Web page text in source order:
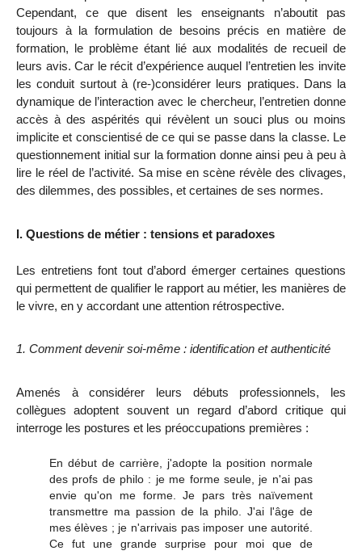
Cependant, ce que disent les enseignants n’aboutit pas
toujours à la formulation de besoins précis en matière de
formation, le problème étant lié aux modalités de recueil de
leurs avis. Car le récit d’expérience auquel l’entretien les invite
les conduit surtout à (re-)considérer leurs pratiques. Dans la
dynamique de l’interaction avec le chercheur, l’entretien donne
accès à des aspérités qui révèlent un souci plus ou moins
implicite et conscientisé de ce qui se passe dans la classe. Le
questionnement initial sur la formation donne ainsi peu à peu à
lire le réel de l’activité. Sa mise en scène révèle des clivages,
des dilemmes, des possibles, et certaines de ses normes.
I. Questions de métier : tensions et paradoxes
Les entretiens font tout d’abord émerger certaines questions
qui permettent de qualifier le rapport au métier, les manières de
le vivre, en y accordant une attention rétrospective.
1. Comment devenir soi-même : identification et authenticité
Amenés à considérer leurs débuts professionnels, les
collègues adoptent souvent un regard d’abord critique qui
interroge les postures et les préoccupations premières :
En début de carrière, j'adopte la position normale
des profs de philo : je me forme seule, je n'ai pas
envie qu'on me forme.Je pars très naïvement
transmettre ma passion de la philo. J'ai l'âge de
mes élèves ; je n'arrivais pas imposer une autorité.
Ce fut une grande surprise pour moi que de